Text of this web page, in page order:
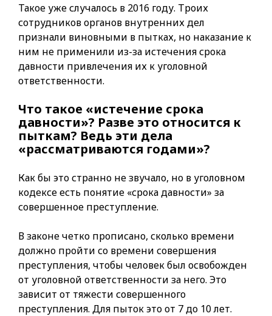
Такое уже случалось в 2016 году. Троих
сотрудников органов внутренних дел
признали виновными в пытках, но наказание к
ним не применили из-за истечения срока
давности привлечения их к уголовной
ответственности.
Что такое «истечение срока
давности»? Разве это относится к
пыткам? Ведь эти дела
«рассматриваются годами»?
Как бы это странно не звучало, но в уголовном
кодексе есть понятие «срока давности» за
совершенное преступление.
В законе четко прописано, сколько времени
должно пройти со времени совершения
преступления, чтобы человек был освобожден
от уголовной ответственности за него. Это
зависит от тяжести совершенного
преступления. Для пыток это от 7 до 10 лет.